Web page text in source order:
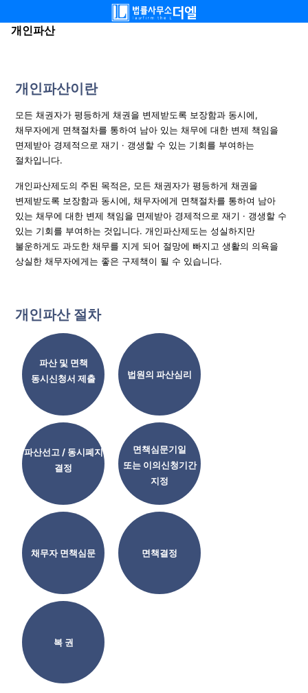
개인파산
개인파산이란
모든 채권자가 평등하게 채권을 변제받도록 보장함과 동시에,
채무자에게 면책절차를 통하여 남아 있는 채무에 대한 변제 책임을
면제받아 경제적으로 재기 · 갱생할 수 있는 기회를 부여하는
절차입니다.
개인파산제도의 주된 목적은, 모든 채권자가 평등하게 채권을
변제받도록 보장함과 동시에, 채무자에게 면책절차를 통하여 남아
있는 채무에 대한 변제 책임을 면제받아 경제적으로 재기 · 갱생할 수
있는 기회를 부여하는 것입니다. 개인파산제도는 성실하지만
불운하게도 과도한 채무를 지게 되어 절망에 빠지고 생활의 의욕을
상실한 채무자에게는 좋은 구제책이 될 수 있습니다.
개인파산 절차
파산 및 면책
동시신청서 제출
법원의 파산심리
파산선고 / 동시폐지
결정
면책심문기일
또는 이의신청기간
지정
채무자 면책심문 면책결정
복 권